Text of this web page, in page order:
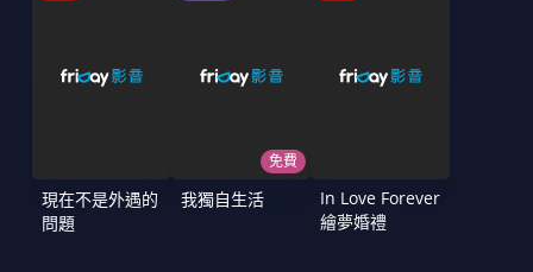
現在不是外遇的
問題
免費
我獨自生活
In Love Forever
繪夢婚禮